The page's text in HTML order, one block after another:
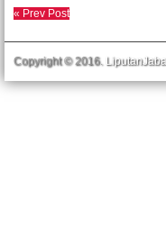
« Prev Post
Copyright © 2016.